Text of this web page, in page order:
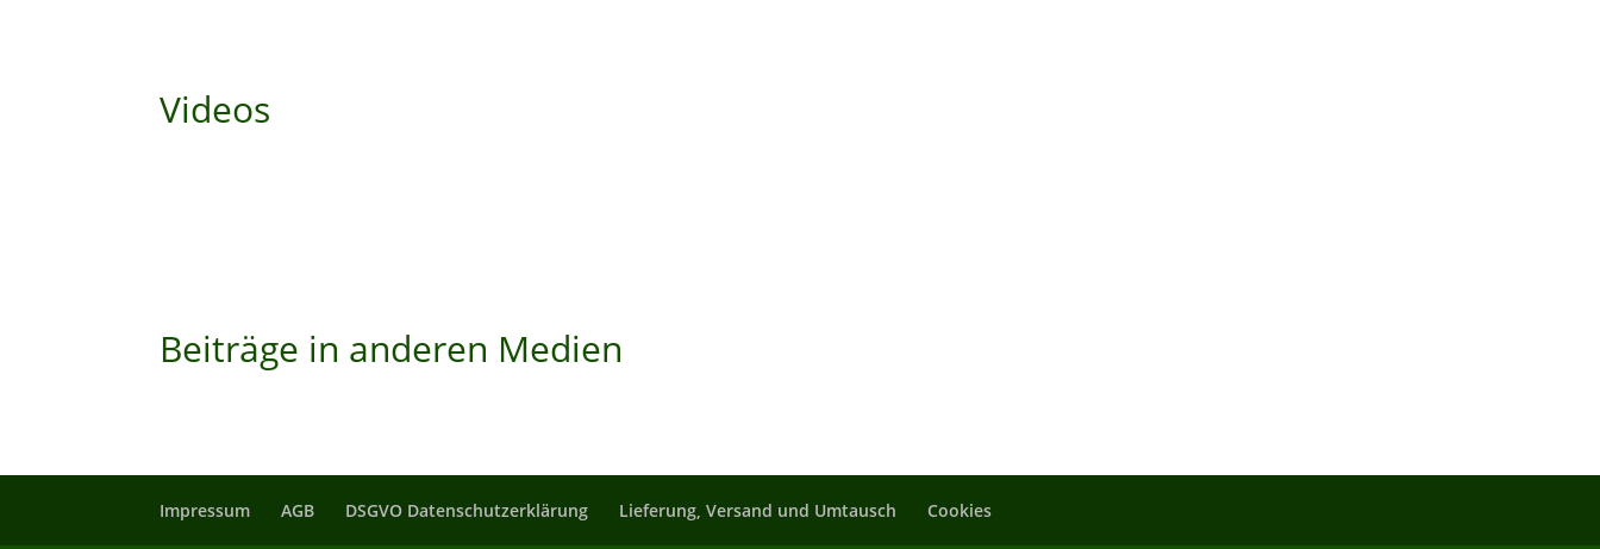
Videos
Beiträge in anderen Medien
Impressum AGB DSGVO Datenschutzerklärung Lieferung, Versand und Umtausch Cookies